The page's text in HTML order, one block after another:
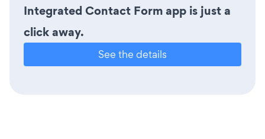
Integrated Contact Form app is just a
click away.
See the details